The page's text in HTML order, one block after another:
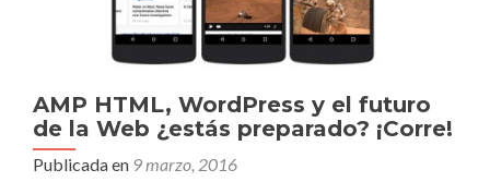
AMP HTML, WordPress y el futuro
de la Web ¿estás preparado? ¡Corre!
Publicada en 9 marzo, 2016